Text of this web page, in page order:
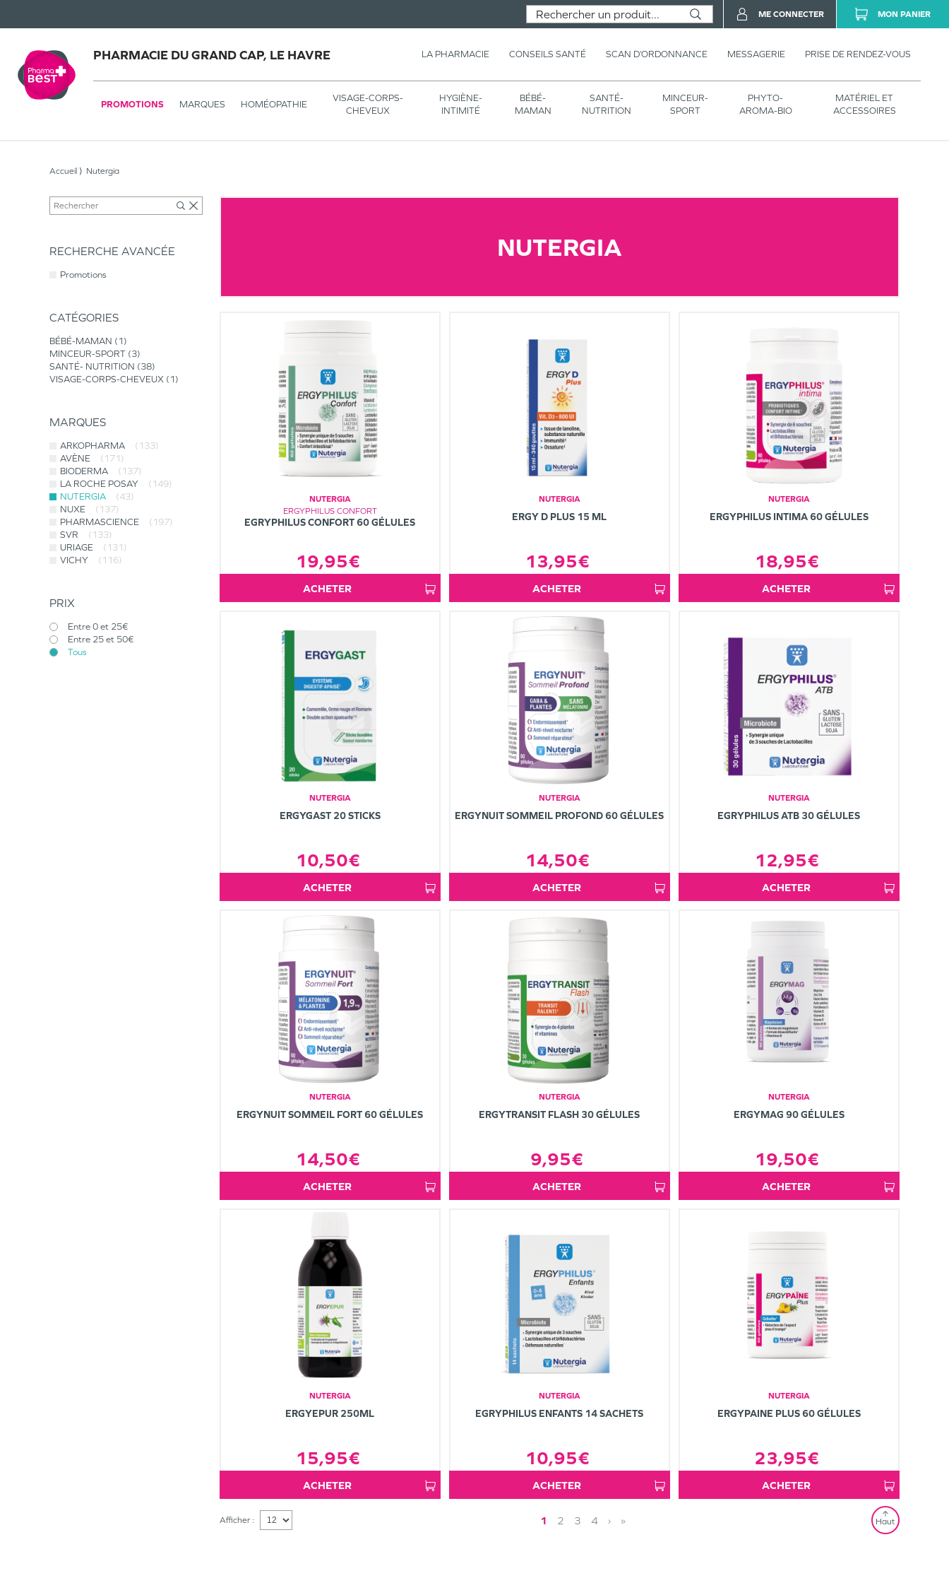
PHARMACIE DU GRAND CAP, LE HAVRE LA PHARMACIE CONSEILS SANTÉ SCAN D’ORDONNANCE MESSAGERIE PRISE DE RENDEZ-VOUS
PROMOTIONS MARQUES HOMÉOPATHIE
VISAGE-CORPS-
CHEVEUX
HYGIÈNE-
INTIMITÉ
BÉBÉ-
MAMAN
SANTÉ-
NUTRITION
MINCEUR-
SPORT
PHYTO-
AROMA-BIO
MATÉRIEL ET
ACCESSOIRES
ME CONNECTER MON PANIER
Accueil Nutergia
RECHERCHE AVANCÉE
Promotions
CATÉGORIES
BÉBÉ-MAMAN
1
MINCEUR-SPORT 3
SANTÉ- NUTRITION
38
VISAGE-CORPS-CHEVEUX
1
MARQUES
ARKOPHARMA
(133)
AVÈNE
(171)
BIODERMA
(137)
LA ROCHE POSAY
(149)
NUTERGIA
(43)
NUXE
(137)
PHARMASCIENCE
(197)
SVR
(133)
URIAGE
(131)
VICHY
(116)
PRIX
Entre 0 et 25€
Entre 25 et 50€
Tous
NUTERGIA
NUTERGIA
ERGYPHILUS CONFORT
EGRYPHILUS CONFORT 60 GÉLULES
19,95€
ACHETER
NUTERGIA
ERGY D PLUS 15 ML
13,95€
ACHETER
NUTERGIA
ERGYPHILUS INTIMA 60 GÉLULES
18,95€
ACHETER
NUTERGIA
ERGYGAST 20 STICKS
10,50€
ACHETER
NUTERGIA
ERGYNUIT SOMMEIL PROFOND 60 GÉLULES
14,50€
ACHETER
NUTERGIA
EGRYPHILUS ATB 30 GÉLULES
12,95€
ACHETER
NUTERGIA
ERGYNUIT SOMMEIL FORT 60 GÉLULES
14,50€
ACHETER
NUTERGIA
ERGYTRANSIT FLASH 30 GÉLULES
9,95€
ACHETER
NUTERGIA
ERGYMAG 90 GÉLULES
19,50€
ACHETER
NUTERGIA
ERGYEPUR 250ML
15,95€
ACHETER
NUTERGIA
EGRYPHILUS ENFANTS 14 SACHETS
10,95€
ACHETER
NUTERGIA
ERGYPAINE PLUS 60 GÉLULES
23,95€
ACHETER
Afficher : 1 2 3 4 › » Haut